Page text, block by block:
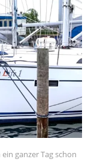
ganzer Tag schon